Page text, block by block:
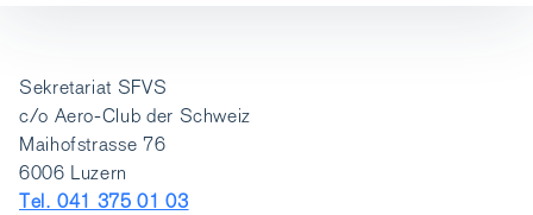
Sekretariat SFVS
c/o Aero-Club der Schweiz
Maihofstrasse 76
6006 Luzern
Tel. 041 375 01 03